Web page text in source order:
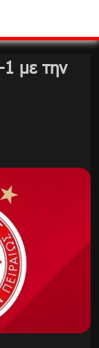
1 με την